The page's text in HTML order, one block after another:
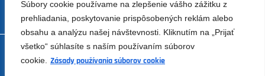
Súbory cookie používame na zlepšenie vášho zážitku z
prehliadania, poskytovanie prispôsobených reklám alebo
obsahu a analýzu našej návštevnosti. Kliknutím na „Prijať
všetko“ súhlasíte s naším používaním súborov
cookie. Zásady používania súborov cookie
Všetky práva vyhradené © 2026 – Zaluzieondrus.sk